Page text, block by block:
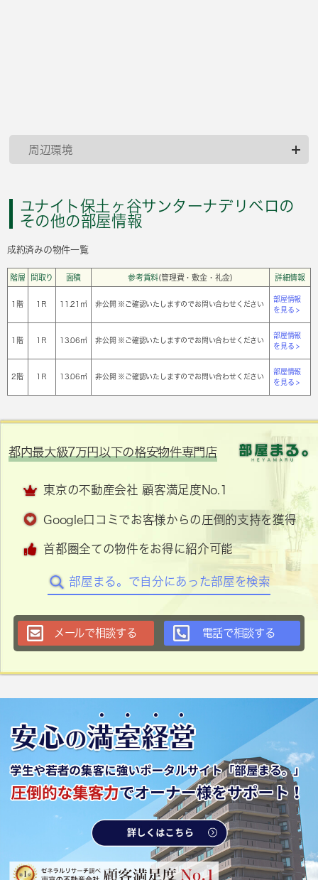
周辺環境
ユナイト保土ヶ谷サンターナデリベロの
その他の部屋情報
成約済みの物件一覧
階層 間取り 面積 参考賃料(管理費・敷金・礼金) 詳細情報
1階 1Ｒ 11.21㎡ 非公開 ※ご確認いたしますのでお問い合わせください
部屋情報
を見る >
1階 1Ｒ 13.06㎡ 非公開 ※ご確認いたしますのでお問い合わせください
部屋情報
を見る >
2階 1Ｒ 13.06㎡ 非公開 ※ご確認いたしますのでお問い合わせください
部屋情報
を見る >
都内最大級7万円以下の格安物件専門店
東京の不動産会社 顧客満足度No.1
Google口コミでお客様からの圧倒的支持を獲得
首都圏全ての物件をお得に紹介可能
部屋まる。で自分にあった部屋を検索
メールで相談する 電話で相談する